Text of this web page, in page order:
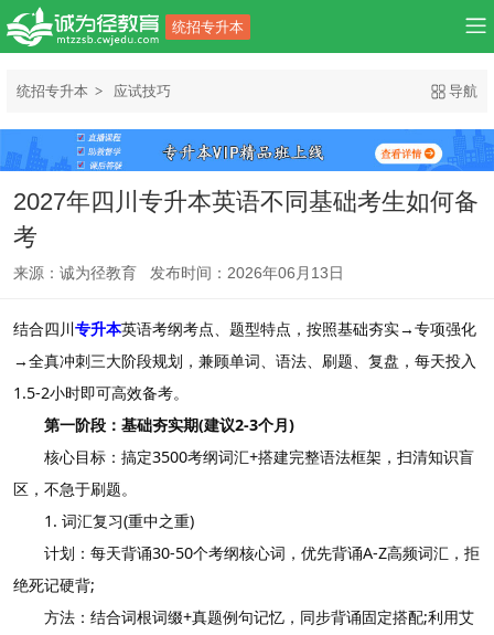
统招专升本
统招专升本 应试技巧 导航
2027年四川专升本英语不同基础考生如何备
考
来源：诚为径教育 发布时间：2026年06月13日
结合四川专升本英语考纲考点、题型特点，按照基础夯实→专项强化
→全真冲刺三大阶段规划，兼顾单词、语法、刷题、复盘，每天投入
1.5-2小时即可高效备考。
第一阶段：基础夯实期(建议2-3个月)
核心目标：搞定3500考纲词汇+搭建完整语法框架，扫清知识盲
区，不急于刷题。
1. 词汇复习(重中之重)
计划：每天背诵30-50个考纲核心词，优先背诵A-Z高频词汇，拒
绝死记硬背;
方法：结合词根词缀+真题例句记忆，同步背诵固定搭配;利用艾